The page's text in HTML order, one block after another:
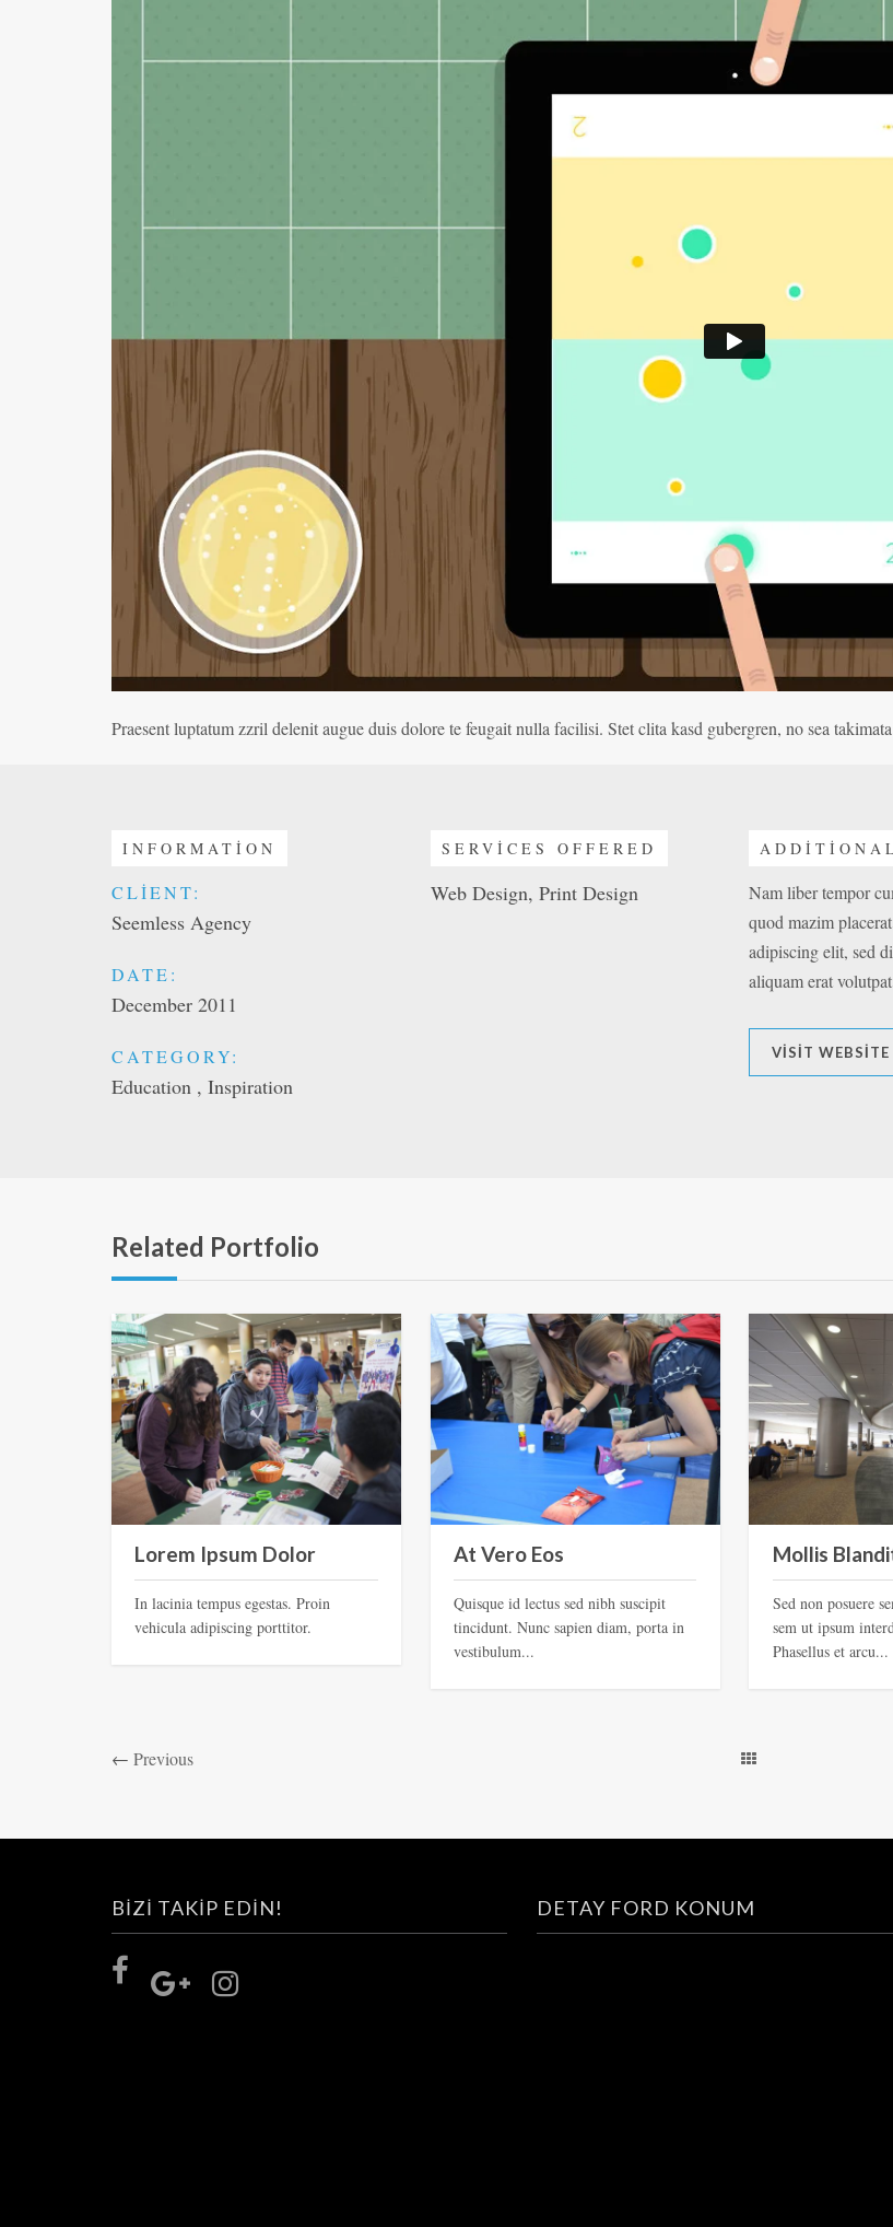
Praesent luptatum zzril delenit augue duis dolore te feugait nulla facilisi. Stet clita kasd gubergren, no sea
INFORMATION
CLIENT:
Seemless Agency
DATE:
December 2011
CATEGORY:
Education , Inspiration
SERVICES OFFERED
Web Design, Print Design
Nam liber tempor
quod mazim
adipiscing elit, sed
aliquam erat
VISIT WEBSITE
Related Portfolio
Lorem Ipsum Dolor
In lacinia tempus egestas. Proin
vehicula adipiscing porttitor.
At Vero Eos
Quisque id lectus sed nibh suscipit
tincidunt. Nunc sapien diam, porta in
vestibulum...
Mollis
Sed non posuere
sem ut ipsum
Phasellus et arcu...
← Previous
BIZI TAKIP EDIN! DETAY FORD KONUM